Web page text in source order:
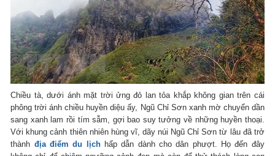
Chiều tà, dưới ánh mặt trời ửng đỏ lan tỏa khắp không gian trên cái
phông trời ánh chiều huyền diệu ấy, Ngũ Chỉ Sơn xanh mờ chuyển dần
sang xanh lam rồi tím sẫm, gợi bao suy tưởng về những huyền thoại.
Với khung cảnh thiên nhiên hùng vĩ, dãy núi Ngũ Chỉ Sơn từ lâu đã trở
thành địa điểm du lịchhấp dẫn dành cho dân phượt. Họ đến đây